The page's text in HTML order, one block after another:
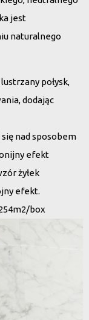
jest
naturalnego
połysk,
dodając
nad sposobem
efekt
żyłek
efekt.
box